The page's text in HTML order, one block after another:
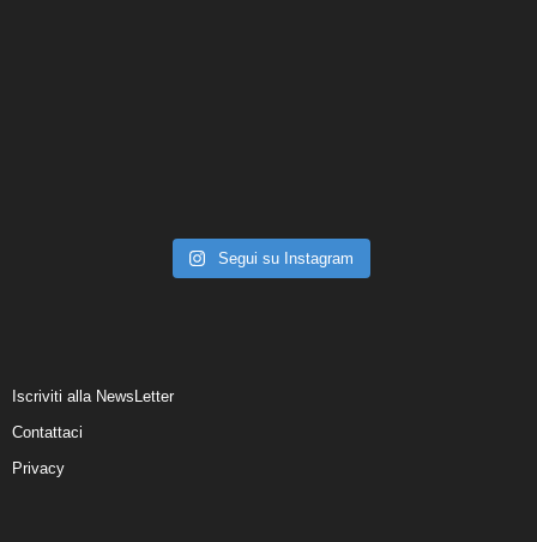
Segui su Instagram
Iscriviti alla NewsLetter
Contattaci
Privacy